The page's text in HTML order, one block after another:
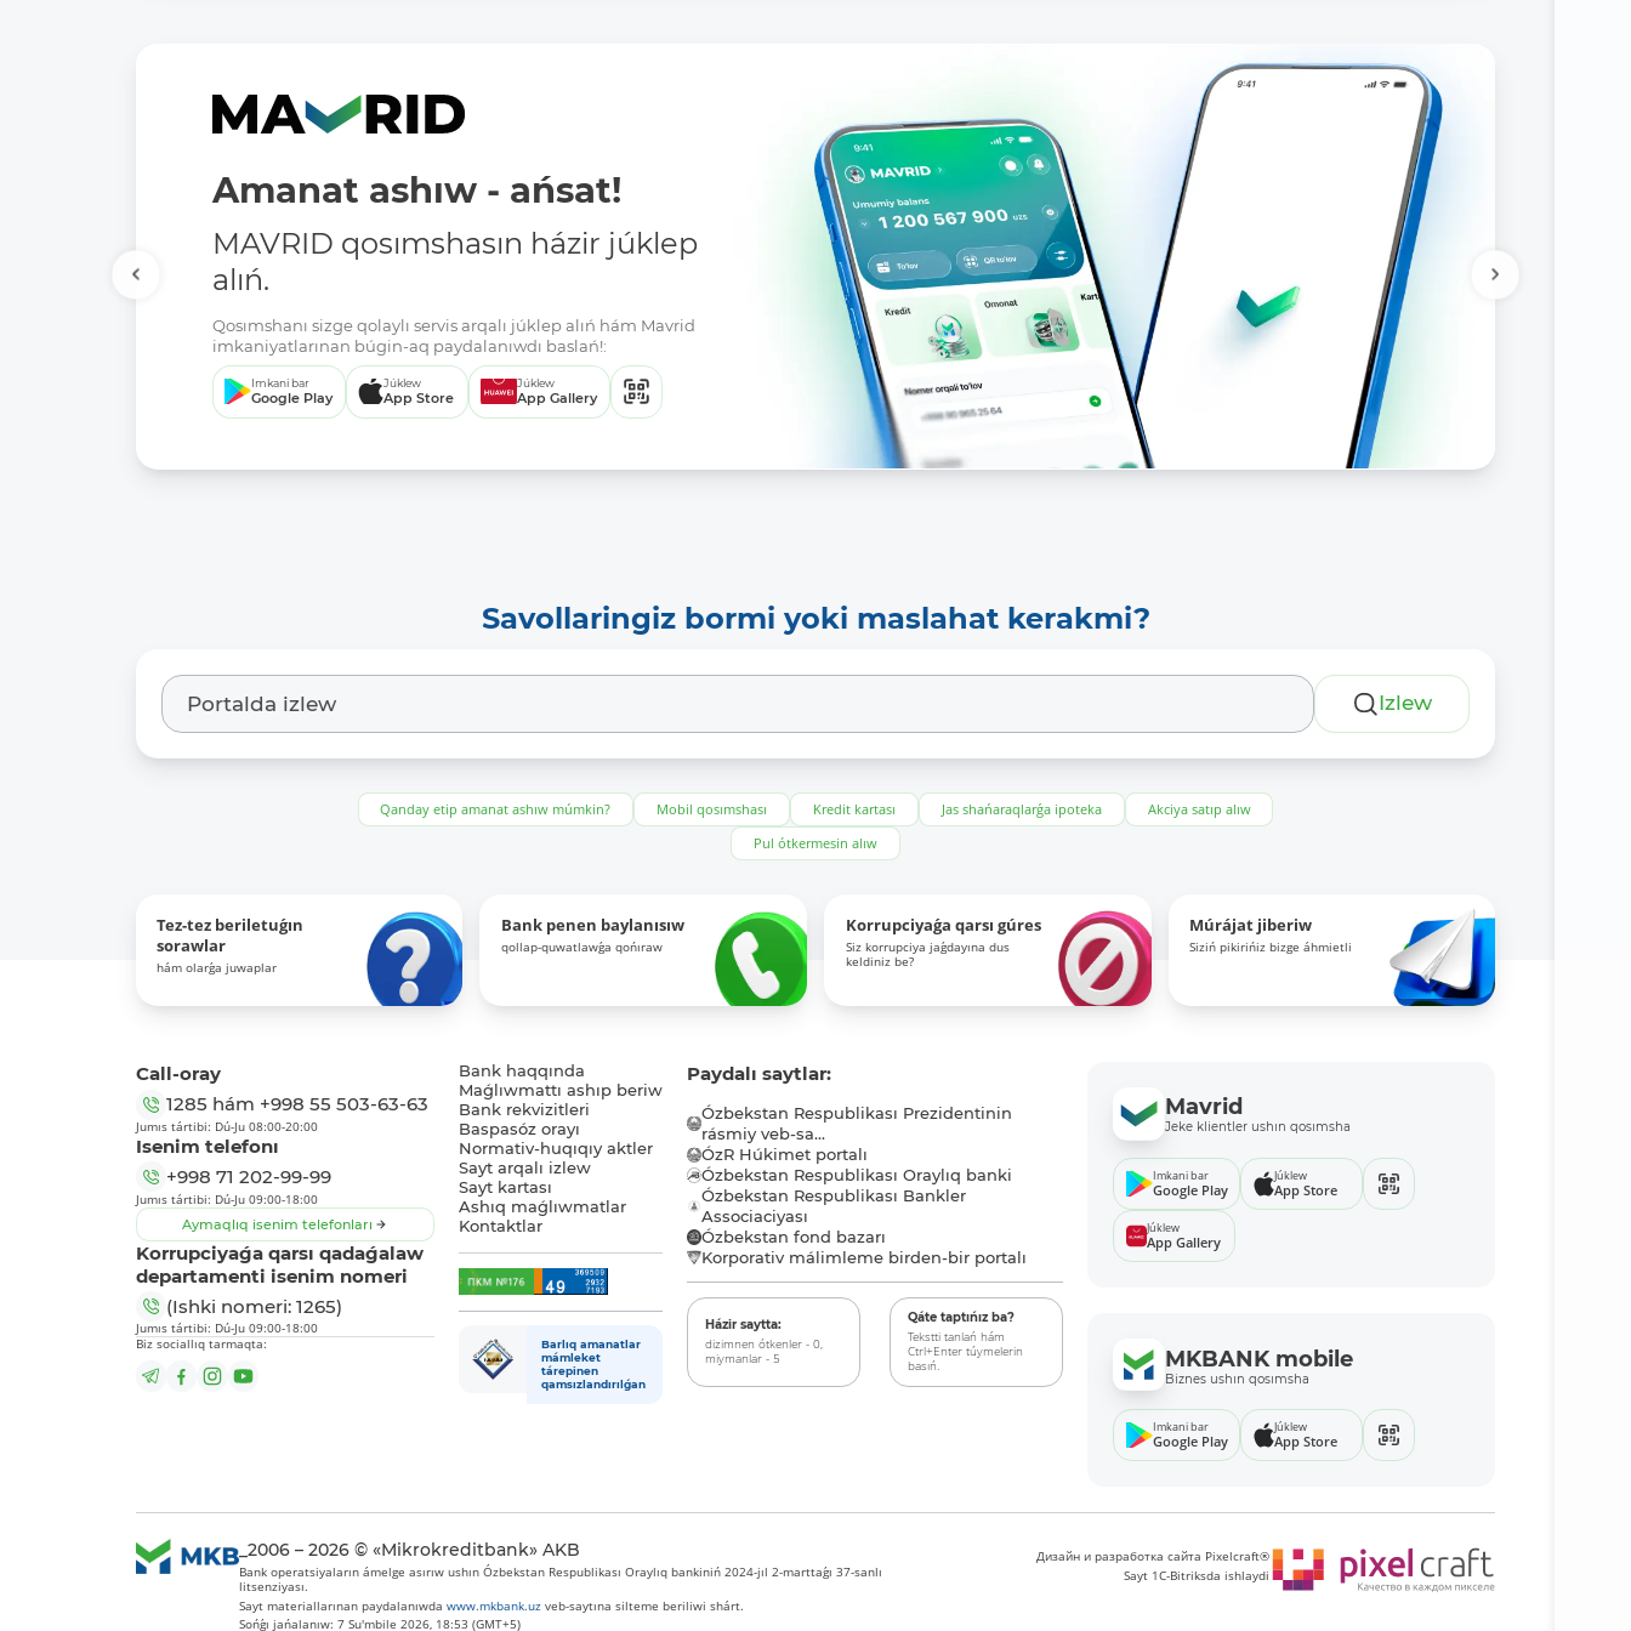
Amanat ashıw - ańsat!
MAVRID qosımshasın házir júklep
alıń.
Qosımshanı sizge qolaylı servis arqalı júklep alıń hám Mavrid
imkaniyatlarınan búgin-aq paydalanıwdı baslań!:
Imkani bar
Google Play
Júklew
App Store
Júklew
App Gallery
Savollaringiz bormi yoki maslahat kerakmi?
Izlew
Qanday etip amanat ashıw múmkin? Mobil qosımshası Kredit kartası Jas shańaraqlarǵa ipoteka
Akciya satıp alıw
Pul ótkermesin alıw
Tez-tez beriletuǵın
sorawlar
hám olarǵa juwaplar
Bank penen baylanısıw
qollap-quwatlawǵa qońıraw
Korrupciyaǵa qarsı gúres
Siz korrupciya jaǵdayına dus
keldiniz be?
Múrájat jiberiw
Siziń pikirińiz bizge áhmietli
Call-oray
1285 hám +998 55 503-63-63
Jumıs tártibi: Dú-Ju 08:00-20:00
Isenim telefonı
+998 71 202-99-99
Jumıs tártibi: Dú-Ju 09:00-18:00
Aymaqlıq isenim telefonları
Korrupciyaǵa qarsı qadaǵalaw
departamenti isenim nomeri
(Ishki nomeri: 1265)
Jumıs tártibi: Dú-Ju 09:00-18:00
Biz sociallıq tarmaqta:
Bank haqqında
Maǵlıwmattı ashıp beriw
Bank rekvizitleri
Baspasóz orayı
Normativ-huqıqıy aktler
Sayt arqalı izlew
Sayt kartası
Ashıq maǵlıwmatlar
Kontaktlar
Barlıq amanatlar
mámleket
tárepinen
qamsızlandırılǵan
Paydalı saytlar:
Ózbekstan Respublikası Prezidentinin
rásmiy veb-sa...
ÓzR Húkimet portalı
Ózbekstan Respublikası Oraylıq banki
Ózbekstan Respublikası Bankler
Associaciyası
Ózbekstan fond bazarı
Korporativ málimleme birden-bir portalı
Házir saytta:
dizimnen ótkenler - 0,
miymanlar - 5
Qáte taptıńız ba?
Tekstti tanlań hám
Ctrl+Enter túymelerin
basıń.
Mavrid
Jeke klientler ushın qosımsha
Imkani bar
Google Play
Júklew
App Store
Júklew
App Gallery
MKBANK mobile
Biznes ushın qosımsha
Imkani bar
Google Play
Júklew
App Store
_2006 – 2026 © «Mikrokreditbank» AKB
Bank operatsiyaların ámelge asırıw ushın Ózbekstan Respublikası Oraylıq bankiniń 2024-jıl 2-marttaǵı 37-sanlı
litsenziyası.
Sayt materiallarınan paydalanıwdawww.mkbank.uz veb-saytına silteme beriliwi shárt.
Sońǵı jańalanıw: 7 Su'mbile 2026, 18:53 (GMT+5)
Дизайн и разработка сайта Pixelcraft®
Sayt 1C-Bitriksda ishlaydi